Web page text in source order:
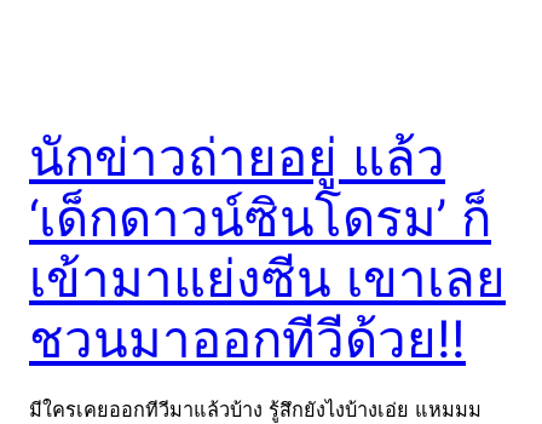
นักข่าวถ่ายอยู่ แล้ว
‘เด็กดาวน์ซินโดรม’ ก็
เข้ามาแย่งซีน เขาเลย
ชวนมาออกทีวีด้วย!!
มีใครเคยออกทีวีมาแล้วบ้าง รู้สึกยังไงบ้างเอ่ย แหมมม